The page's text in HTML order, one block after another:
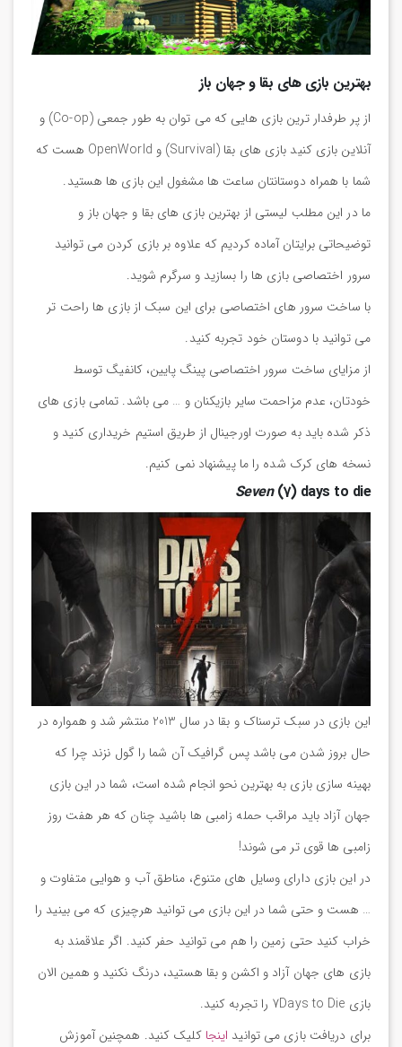
بهترین بازی های بقا و جهان باز
از پر طرفدار ترین بازی هایی که می توان به طور جمعی (Co-op) و
آنلاین بازی کنید بازی های بقا (Survival) و OpenWorld هست که
شما با همراه دوستانتان ساعت ها مشغول این بازی ها هستید.
ما در این مطلب لیستی از بهترین بازی های بقا و جهان باز و
توضیحاتی برایتان آماده کردیم که علاوه بر بازی کردن می توانید
سرور اختصاصی بازی ها را بسازید و سرگرم شوید.
با ساخت سرور های اختصاصی برای این سبک از بازی ها راحت تر
می توانید با دوستان خود تجربه کنید.
از مزایای ساخت سرور اختصاصی پینگ پایین، کانفیگ توسط
خودتان، عدم مزاحمت سایر بازیکنان و … می باشد. تمامی بازی های
ذکر شده باید به صورت اورجینال از طریق استیم خریداری کنید و
نسخه های کرک شده را ما پیشنهاد نمی کنیم.
Seven(7) days to die
این بازی در سبک ترسناک و بقا در سال 2013 منتشر شد و همواره در
حال بروز شدن می باشد پس گرافیک آن شما را گول نزند چرا که
بهینه سازی بازی به بهترین نحو انجام شده است، شما در این بازی
جهان آزاد باید مراقب حمله زامبی ها باشید چنان که هر هفت روز
زامبی ها قوی تر می شوند!
در این بازی دارای وسایل های متنوع، مناطق آب و هوایی متفاوت و
… هست و حتی شما در این بازی می توانید هرچیزی که می بینید را
خراب کنید حتی زمین را هم می توانید حفر کنید. اگر علاقمند به
بازی های جهان آزاد و اکشن و بقا هستید، درنگ نکنید و همین الان
بازی 7Days to Die را تجربه کنید.
برای دریافت بازی می توانید اینجا کلیک کنید. همچنین آموزش